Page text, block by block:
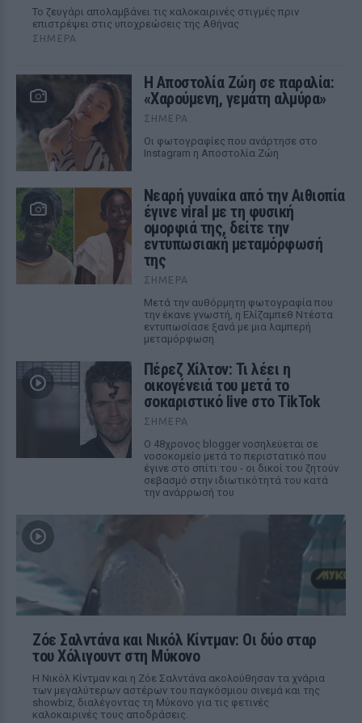
Το ζευγάρι απολαμβάνει τις καλοκαιρινές στιγμές πριν
επιστρέψει στις υποχρεώσεις της Αθήνας
ΣΉΜΕΡΑ
Η Αποστολία Ζώη σε παραλία:
«Χαρούμενη, γεμάτη αλμύρα»
ΣΉΜΕΡΑ
Οι φωτογραφίες που ανάρτησε στο
Instagram η Αποστολία Ζώη
Νεαρή γυναίκα από την Αιθιοπία
έγινε viral με τη φυσική
ομορφιά της, δείτε την
εντυπωσιακή μεταμόρφωσή
της
ΣΉΜΕΡΑ
Μετά την αυθόρμητη φωτογραφία που
την έκανε γνωστή, η Ελίζαμπεθ Ντέστα
εντυπωσίασε ξανά με μια λαμπερή
μεταμόρφωση
Πέρεζ Χίλτον: Τι λέει η
οικογένειά του μετά το
σοκαριστικό live στο TikTok
ΣΉΜΕΡΑ
Ο 48χρονος blogger νοσηλεύεται σε
νοσοκομείο μετά το περιστατικό που
έγινε στο σπίτι του - οι δικοί του ζητούν
σεβασμό στην ιδιωτικότητά του κατά
την ανάρρωσή του
Ζόε Σαλντάνα και Νικόλ Κίντμαν: Οι δύο σταρ
του Χόλιγουντ στη Μύκονο
Η Νικόλ Κίντμαν και η Ζόε Σαλντάνα ακολούθησαν τα χνάρια
των μεγαλύτερων αστέρων του παγκόσμιου σινεμά και της
showbiz, διαλέγοντας τη Μύκονο για τις φετινές
καλοκαιρινές τους αποδράσεις.